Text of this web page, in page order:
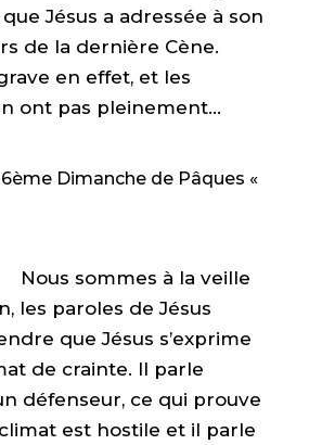
Jésus a adressée à son
de la dernière Cène.
en effet, et les
ont pas pleinement...
6ème Dimanche de Pâques «
à la veille
les paroles de Jésus
que Jésus s’exprime
de crainte. Il parle
défenseur, ce qui prouve
est hostile et il parle